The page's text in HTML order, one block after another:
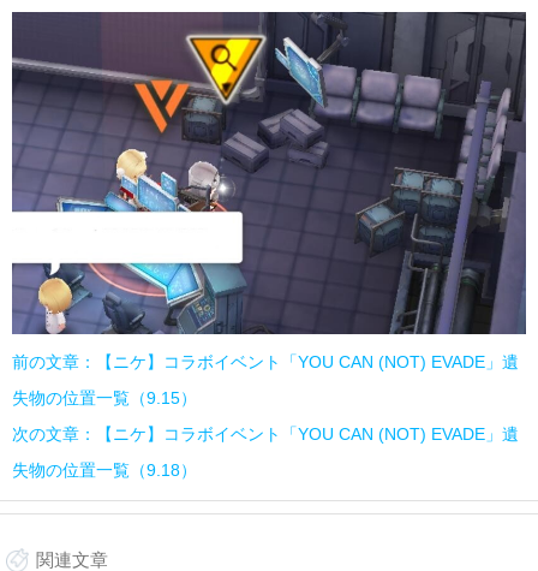
前の文章：【ニケ】コラボイベント「YOU CAN (NOT) EVADE」遺
失物の位置一覧（9.15）
次の文章：【ニケ】コラボイベント「YOU CAN (NOT) EVADE」遺
失物の位置一覧（9.18）
関連文章